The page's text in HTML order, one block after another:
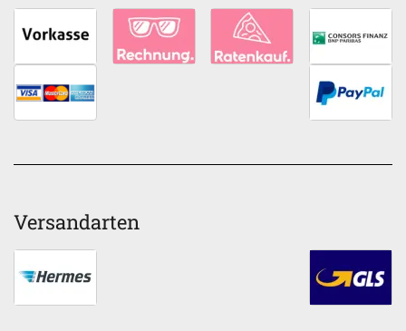
Versandarten